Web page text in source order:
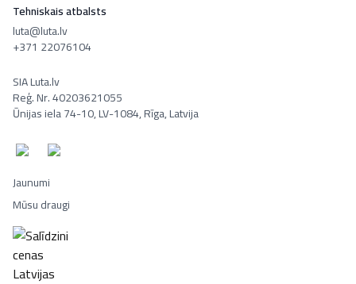
Tehniskais atbalsts
luta@luta.lv
+371 22076104
SIA Luta.lv
Reģ. Nr. 40203621055
Ūnijas iela 74-10, LV-1084, Rīga, Latvija
Jaunumi
Mūsu draugi